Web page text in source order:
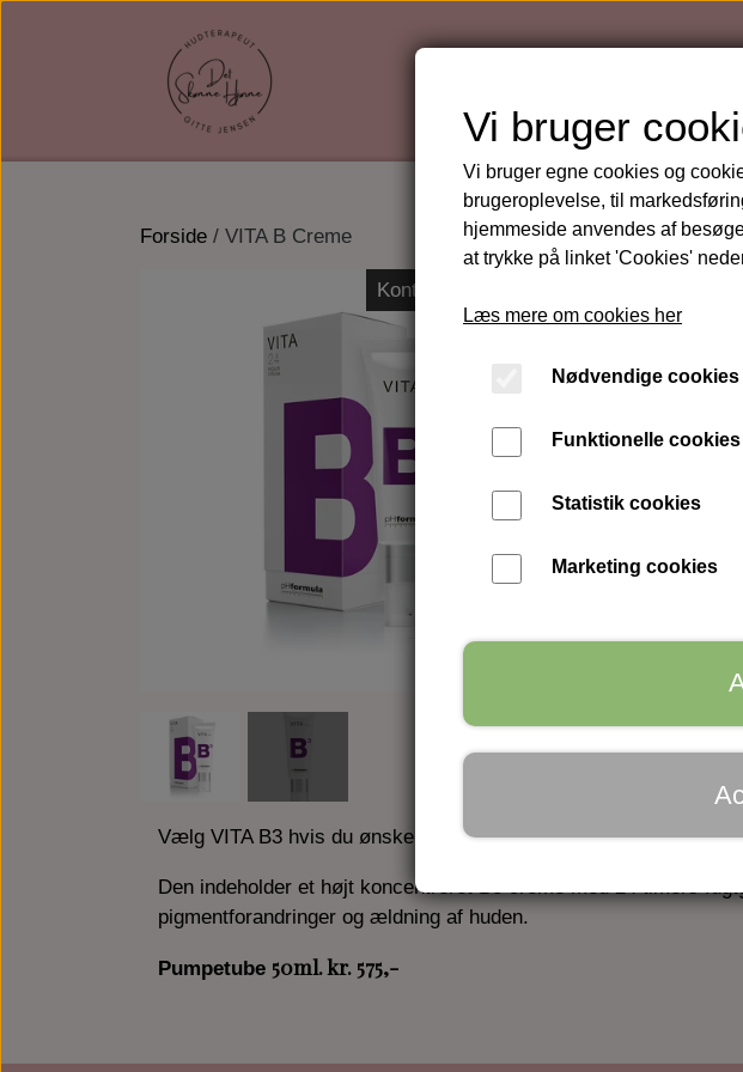
Forside VITA B Creme
Kontakt mig for køb VITA B
pHformula
pHformula
Vælg VITA B3 hvis du ønsker en sund og strålende hud.
Den indeholder et højt koncentreret B3 creme med 24 timers
pigmentforandringer og ældning af huden.
Pumpetube 50ml. kr. 575,-
Vi bruger
Vi bruger egne cookies og
brugeroplevelse, til
hjemmeside anvendes af
at trykke på linket 'Cookies'
Læs mere om cookies her
Nødvendige cookies
Funktionelle cookies
Statistik cookies
Marketing cookies